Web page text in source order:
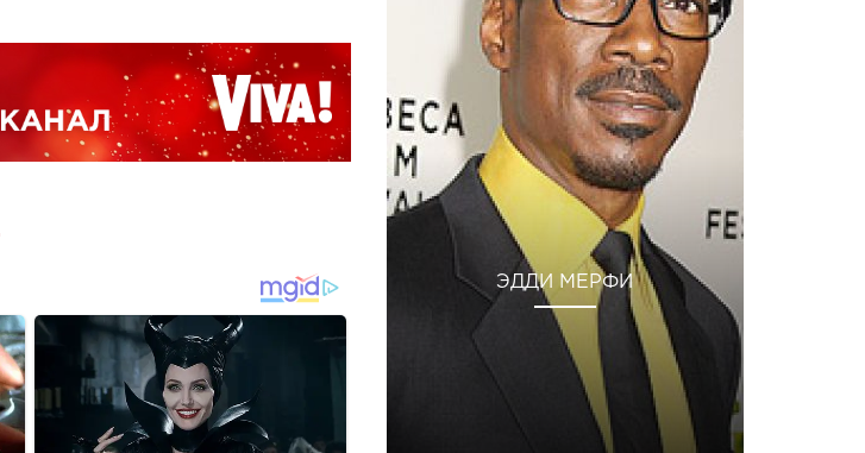
ЭДДИ МЕРФИ